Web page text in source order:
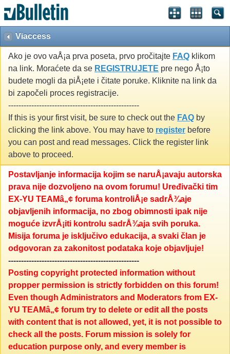
Viaccess
Ako je ovo vaÅ¡a prva poseta, prvo pročitajte FAQ klikom
na link. Moraćete da se REGISTRUJETE pre nego Å¡to
budete mogli da piÅ¡ete i čitate poruke. Kliknite na link da
bi započeli proces registracije.
---------------------------------------------------
If this is your first visit, be sure to check out the FAQ by
clicking the link above. You may have to register before
you can post and read messages. Click the register link
above to proceed.
Postavljanje informacija kojim se naruÅ¡avaju autorska
prava nije dozvoljeno na ovom forumu! Uređivački tim
EX-YU TEAMâ„¢ foruma kontroliÅ¡e sadrÅ¾aje
objavljenih informacija, no zbog obimnosti ipak nije
moguće izvrÅ¡iti kontrolu sadrÅ¾aja svih poruka.
Misija foruma je isključivo edukacija, a svaki član je
odgovoran za zakonitost podataka koje objavljuje!
---------------------------------------------------
Posting copyright protected information without
propper permission is strictly forbidden on this forum!
Even though Administrators and Moderators from EX-
YU TEAMâ„¢ forum try to delete or edit all the posts
with content that is not allowed, yet, it is not possible to
check all the posts. Forum mission is solely for
education purpose only, and every member is